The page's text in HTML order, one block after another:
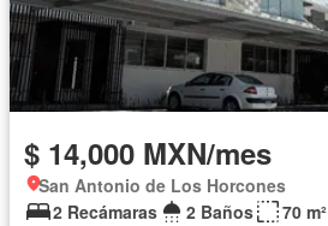
$ 14,000 MXN/mes
San Antonio de Los Horcones
2 Recámaras
2 Baños
70 m²